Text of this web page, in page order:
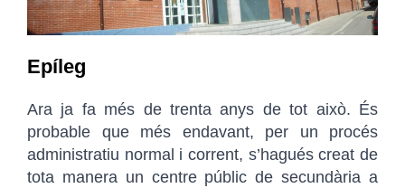
Epíleg
Ara ja fa més de trenta anys de tot això. És
probable que més endavant, per un procés
administratiu normal i corrent, s’hagués creat de
tota manera un centre públic de secundària a